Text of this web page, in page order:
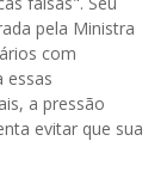
pela Ministra
com
essas
a pressão
evitar que sua